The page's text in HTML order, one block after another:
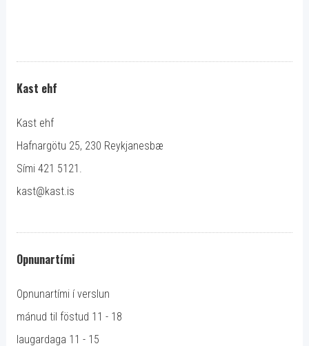
Kast ehf
Kast ehf
Hafnargötu 25, 230 Reykjanesbæ
Sími 421 5121.
kast@kast.is
Opnunartími
Opnunartími í verslun
mánud til föstud 11 - 18
laugardaga 11 - 15